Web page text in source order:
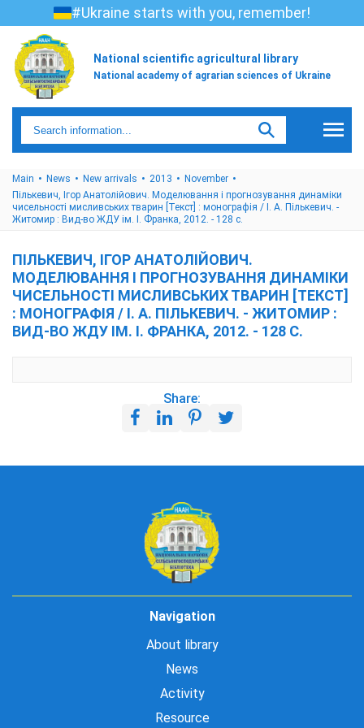
#Ukraine starts with you, remember!
National scientific agricultural library
National academy of agrarian sciences of Ukraine
Main News New arrivals 2013
November
Пількевич, Ігор Анатолійович. Моделювання і прогнозування динаміки
чисельності мисливських тварин [Текст] : монографія / І. А. Пількевич. -
Житомир : Вид-во ЖДУ ім. І. Франка, 2012. - 128 с.
ПІЛЬКЕВИЧ, ІГОР АНАТОЛІЙОВИЧ.
МОДЕЛЮВАННЯ І ПРОГНОЗУВАННЯ ДИНАМІКИ
ЧИСЕЛЬНОСТІ МИСЛИВСЬКИХ ТВАРИН [ТЕКСТ]
: МОНОГРАФІЯ / І. А. ПІЛЬКЕВИЧ. - ЖИТОМИР :
ВИД-ВО ЖДУ ІМ. І. ФРАНКА, 2012. - 128 С.
Share:
Navigation
About library
News
Activity
Resource